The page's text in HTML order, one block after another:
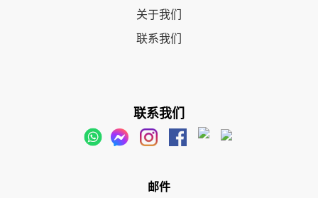
关于我们
联系我们
联系我们
邮件